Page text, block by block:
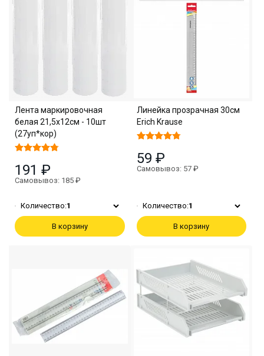
Лента маркировочная
белая 21,5х12см - 10шт
(27уп*кор)
191 ₽
Самовывоз: 185 ₽
Количество:1
В корзину
Линейка прозрачная 30см
Erich Krause
59 ₽
Самовывоз: 57 ₽
Количество:1
В корзину